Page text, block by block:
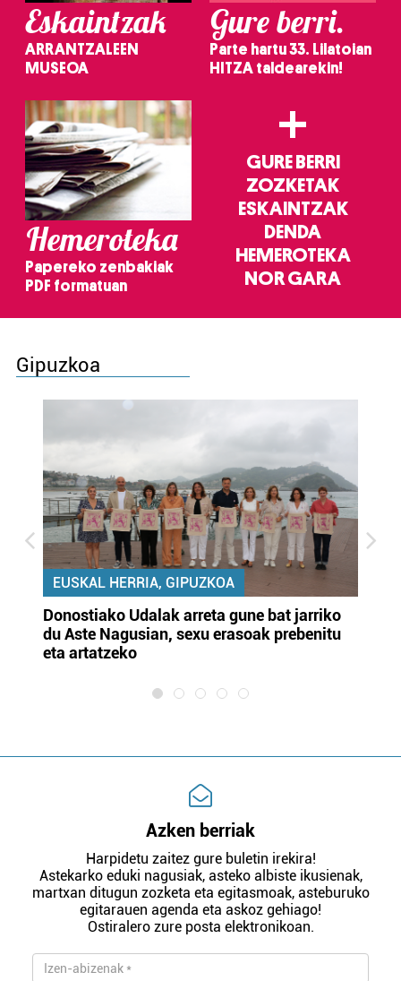
Eskaintzak
ARRANTZALEEN
MUSEOA
Gure berri.
Parte hartu 33. Lilatoian
HITZA taldearekin!
Hemeroteka
Papereko zenbakiak
PDF formatuan
+
GURE BERRI
ZOZKETAK
ESKAINTZAK
DENDA
HEMEROTEKA
NOR GARA
Gipuzkoa
EUSKAL HERRIA, GIPUZKOA
Donostiako Udalak arreta gune bat jarriko
du Aste Nagusian, sexu erasoak prebenitu
eta artatzeko
Azken berriak
Harpidetu zaitez gure buletin irekira!
Astekarko eduki nagusiak, asteko albiste ikusienak,
martxan ditugun zozketa eta egitasmoak, asteburuko
egitarauen agenda eta askoz gehiago!
Ostiralero zure posta elektronikoan.